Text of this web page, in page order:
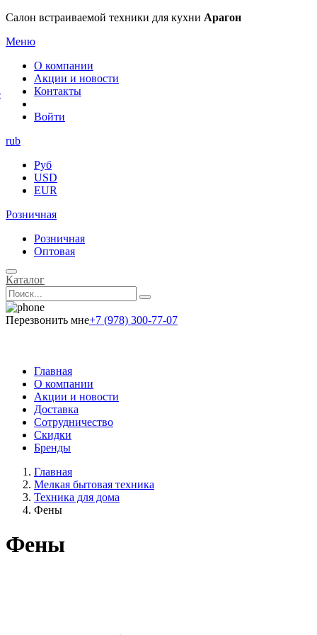
Салон встраиваемой техники для кухни Арагон
Меню
О компании
Акции и новости
Контакты
Войти
rub
Руб
USD
EUR
Розничная
Розничная
Оптовая
Каталог
Перезвонить мне+7 (978) 300-77-07
Главная
О компании
Акции и новости
Доставка
Сотрудничество
Скидки
Бренды
Главная
Мелкая бытовая техника
Техника для дома
Фены
Фены